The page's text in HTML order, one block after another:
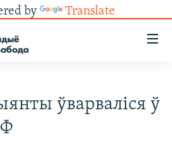
by Translate
ўварваліся ў